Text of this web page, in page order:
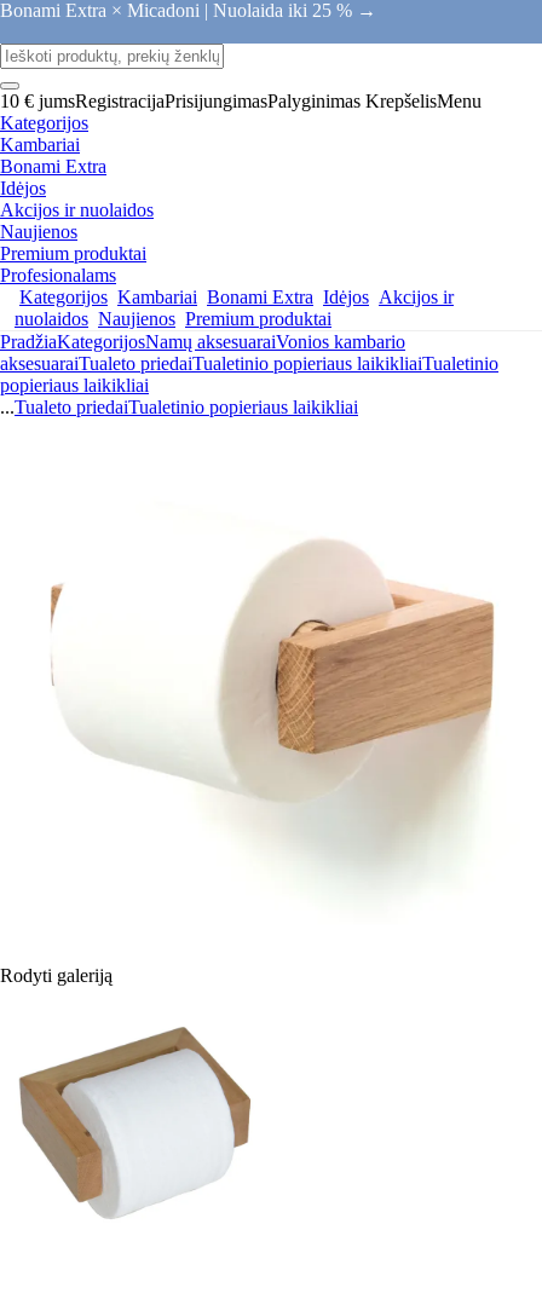
Bonami Extra × Micadoni | Nuolaida iki 25 % →
10 € jumsRegistracijaPrisijungimasPalyginimas KrepšelisMenu
Kategorijos
Kambariai
Bonami Extra
Idėjos
Akcijos ir nuolaidos
Naujienos
Premium produktai
Profesionalams
Kategorijos Kambariai Bonami Extra Idėjos Akcijos ir
nuolaidos Naujienos Premium produktai
PradžiaKategorijosNamų aksesuaraiVonios kambario
aksesuaraiTualeto priedaiTualetinio popieriaus laikikliaiTualetinio
popieriaus laikikliai
...Tualeto priedaiTualetinio popieriaus laikikliai
Rodyti galeriją